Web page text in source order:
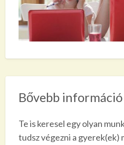
Bővebb információ
Te is keresel egy olyan
tudsz végezni a gyerek(ek)